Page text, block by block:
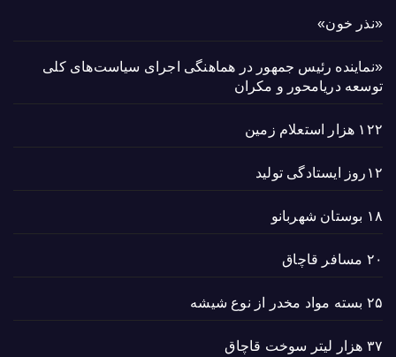
«نذر خون»
«نماینده رئیس جمهور در هماهنگی اجرای سیاست‌های کلی
توسعه دریامحور و مکران
۱۲۲ هزار استعلام زمین
۱۲روز ایستادگی تولید
۱۸ بوستان شهربانو
۲۰ مسافر قاچاق
۲۵ بسته مواد مخدر از نوع شیشه
۳۷ هزار لیتر سوخت قاچاق